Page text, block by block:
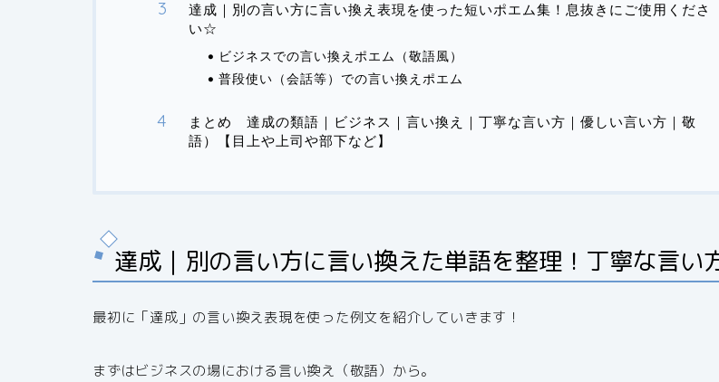
達成｜別の言い方に言い換え表現を使った短いポエム集！息抜きにご使用くださ
い☆
ビジネスでの言い換えポエム（敬語風）
普段使い（会話等）での言い換えポエム
まとめ 達成の類語｜ビジネス｜言い換え｜丁寧な言い方｜優しい言い方｜敬
語）【目上や上司や部下など】
達成｜別の言い方に言い換えた単語を整理！丁寧な言い
最初に「達成」の言い換え表現を使った例文を紹介していきます！
まずはビジネスの場における言い換え（敬語）から。